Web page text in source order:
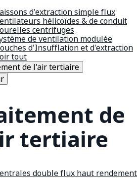
d'extraction simple flux
hélicoïdes & de conduit
centrifuges
de ventilation modulée
d'Insufflation et d'extraction
tout
de l'air tertiaire
de
tertiaire
double flux haut rendement